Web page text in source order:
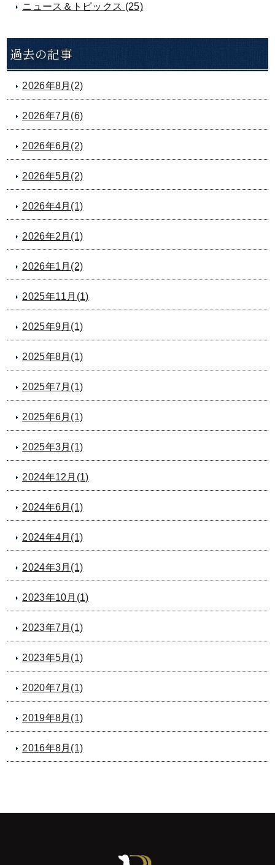
ニュース＆トピックス (25)
過去の記事
2026年8月(2)
2026年7月(6)
2026年6月(2)
2026年5月(2)
2026年4月(1)
2026年2月(1)
2026年1月(2)
2025年11月(1)
2025年9月(1)
2025年8月(1)
2025年7月(1)
2025年6月(1)
2025年3月(1)
2024年12月(1)
2024年6月(1)
2024年4月(1)
2024年3月(1)
2023年10月(1)
2023年7月(1)
2023年5月(1)
2020年7月(1)
2019年8月(1)
2016年8月(1)